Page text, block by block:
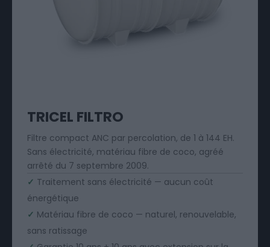
TRICEL FILTRO
Filtre compact ANC par percolation, de 1 à 144 EH.
Sans électricité, matériau fibre de coco, agréé
arrêté du 7 septembre 2009.
✓ Traitement sans électricité — aucun coût
énergétique
✓ Matériau fibre de coco — naturel, renouvelable,
sans ratissage